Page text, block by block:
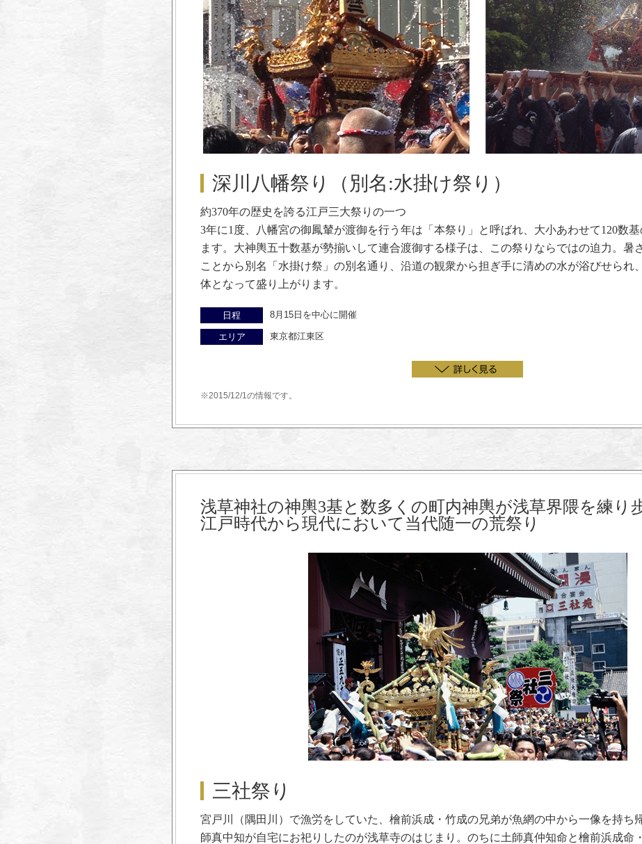
深川八幡祭り（別名:水掛け祭り）
約370年の歴史を誇る江戸三大祭りの一つ
3年に1度、八幡宮の御鳳輦が渡御を行う年は「本祭り」と呼ばれ、大小あわせて120数
ます。大神輿五十数基が勢揃いして連合渡御する様子は、この祭りならではの迫力。暑
ことから別名「水掛け祭」の別名通り、沿道の観衆から担ぎ手に清めの水が浴びせられ
体となって盛り上がります。
日程 8月15日を中心に開催
エリア 東京都江東区
※2015/12/1の情報です。
浅草神社の神輿3基と数多くの町内神輿が浅草界隈を練り
江戸時代から現代において当代随一の荒祭り
三社祭り
宮戸川（隅田川）で漁労をしていた、檜前浜成・竹成の兄弟が魚網の中から一像を持ち
師真中知が自宅にお祀りしたのが浅草寺のはじまり。のちに土師真仲知命と檜前浜成命